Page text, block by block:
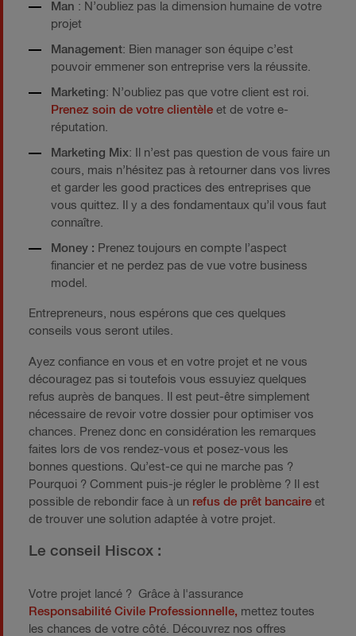
Man : N’oubliez pas la dimension humaine de votre
projet
Management: Bien manager son équipe c’est
pouvoir emmener son entreprise vers la réussite.
Marketing: N’oubliez pas que votre client est roi.
Prenez soin de votre clientèle et de votre e-
réputation.
Marketing Mix: Il n’est pas question de vous faire un
cours, mais n’hésitez pas à retourner dans vos livres
et garder les good practices des entreprises que
vous quittez. Il y a des fondamentaux qu’il vous faut
connaître.
Money : Prenez toujours en compte l’aspect
financier et ne perdez pas de vue votre business
model.
Entrepreneurs, nous espérons que ces quelques
conseils vous seront utiles.
Ayez confiance en vous et en votre projet et ne vous
découragez pas si toutefois vous essuyiez quelques
refus auprès de banques. Il est peut-être simplement
nécessaire de revoir votre dossier pour optimiser vos
chances. Prenez donc en considération les remarques
faites lors de vos rendez-vous et posez-vous les
bonnes questions. Qu’est-ce qui ne marche pas ?
Pourquoi ? Comment puis-je régler le problème ? Il est
possible de rebondir face à un refus de prêt bancaire et
de trouver une solution adaptée à votre projet.
Le conseil Hiscox :
Votre projet lancé ? Grâce à l'assurance
Responsabilité Civile Professionnelle, mettez toutes
les chances de votre côté. Découvrez nos offres